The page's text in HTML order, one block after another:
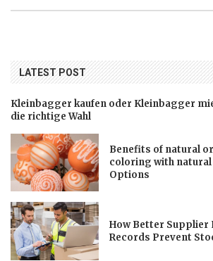
LATEST POST
Kleinbagger kaufen oder Kleinbagger
die richtige Wahl
Benefits of natural
coloring with
Options
How Better Supplier
Records Prevent